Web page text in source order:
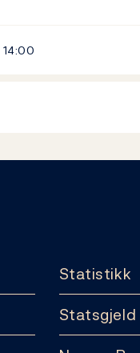
14:00
Statistikk
Statsgjeld